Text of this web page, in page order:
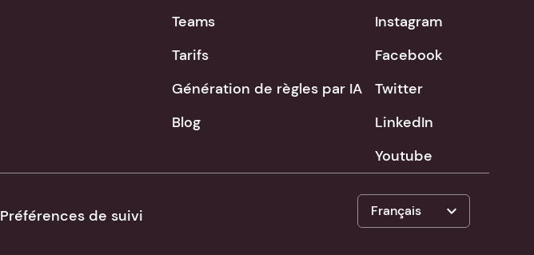
Teams
Tarifs
Génération de règles par IA
Blog
Instagram
Facebook
Twitter
LinkedIn
Youtube
Français expand_more
Préférences de suivi